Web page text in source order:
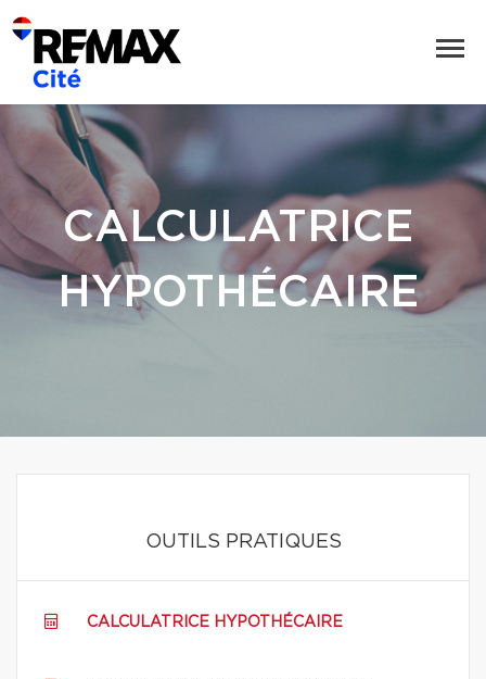
CALCULATRICE
HYPOTHÉCAIRE
OUTILS PRATIQUES
CALCULATRICE HYPOTHÉCAIRE